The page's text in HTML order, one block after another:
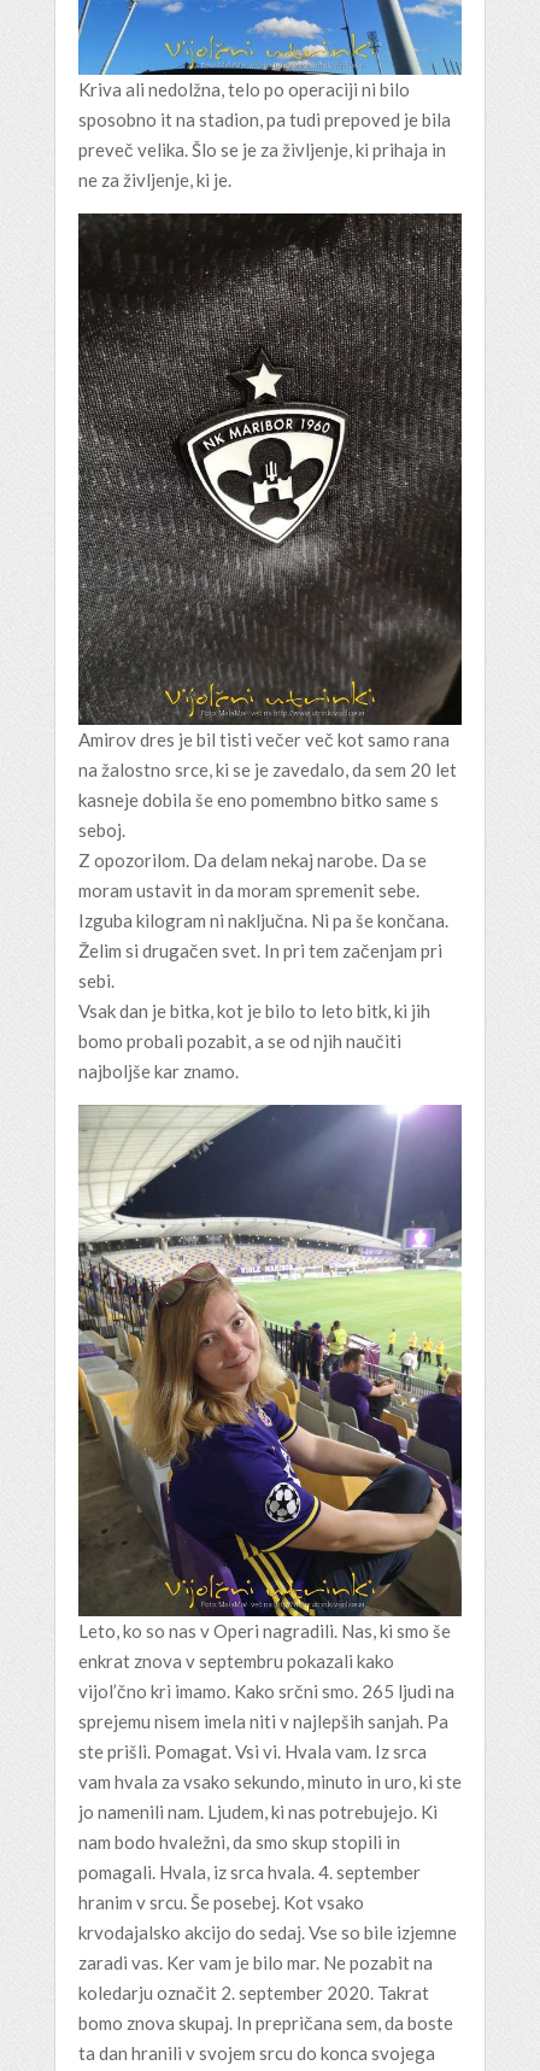
Kriva ali nedolžna, telo po operaciji ni bilo
sposobno it na stadion, pa tudi prepoved je bila
preveč velika. Šlo se je za življenje, ki prihaja in
ne za življenje, ki je.
Amirov dres je bil tisti večer več kot samo rana
na žalostno srce, ki se je zavedalo, da sem 20 let
kasneje dobila še eno pomembno bitko same s
seboj.
Z opozorilom. Da delam nekaj narobe. Da se
moram ustavit in da moram spremenit sebe.
Izguba kilogram ni naključna. Ni pa še končana.
Želim si drugačen svet. In pri tem začenjam pri
sebi.
Vsak dan je bitka, kot je bilo to leto bitk, ki jih
bomo probali pozabit, a se od njih naučiti
najboljše kar znamo.
Leto, ko so nas v Operi nagradili. Nas, ki smo še
enkrat znova v septembru pokazali kako
vijol’čno kri imamo. Kako srčni smo. 265 ljudi na
sprejemu nisem imela niti v najlepših sanjah. Pa
ste prišli. Pomagat. Vsi vi. Hvala vam. Iz srca
vam hvala za vsako sekundo, minuto in uro, ki ste
jo namenili nam. Ljudem, ki nas potrebujejo. Ki
nam bodo hvaležni, da smo skup stopili in
pomagali. Hvala, iz srca hvala. 4. september
hranim v srcu. Še posebej. Kot vsako
krvodajalsko akcijo do sedaj. Vse so bile izjemne
zaradi vas. Ker vam je bilo mar. Ne pozabit na
koledarju označit 2. september 2020. Takrat
bomo znova skupaj. In prepričana sem, da boste
ta dan hranili v svojem srcu do konca svojega